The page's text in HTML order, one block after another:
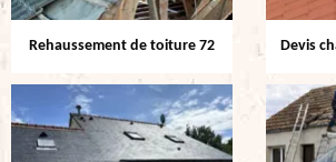
Rehaussement de toiture 72 Devis